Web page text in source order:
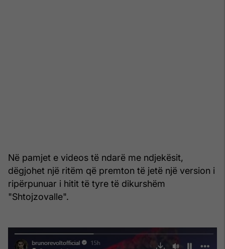
Në pamjet e videos të ndarë me ndjekësit,
dëgjohet një ritëm që premton të jetë një version i
ripërpunuar i hitit të tyre të dikurshëm
"Shtojzovalle".